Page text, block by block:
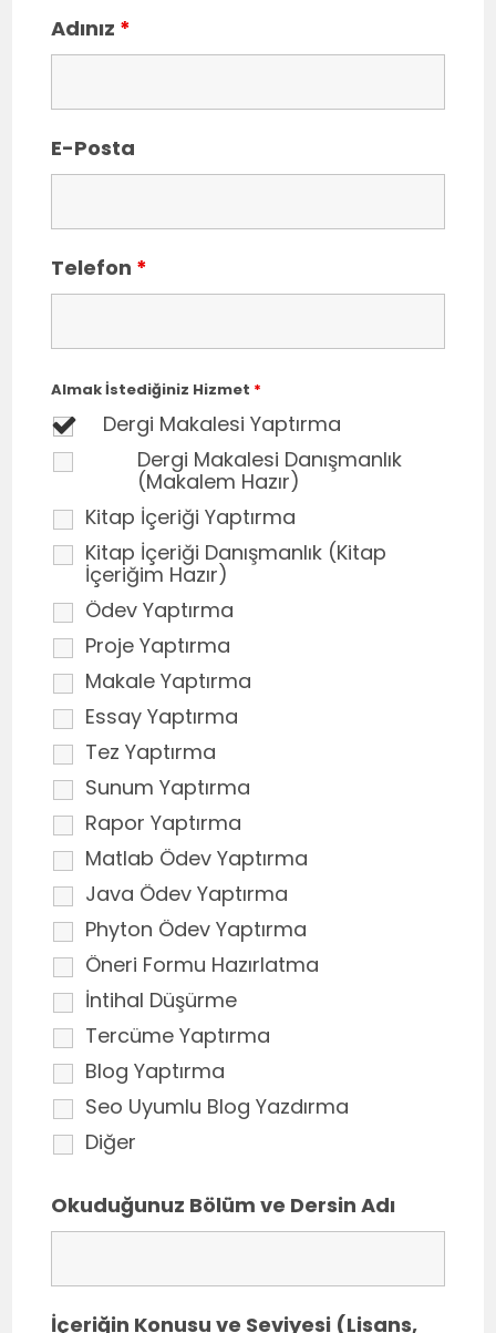
Adınız *
E-Posta
Telefon *
Almak İstediğiniz Hizmet *
Dergi Makalesi Yaptırma
Dergi Makalesi Danışmanlık
(Makalem Hazır)
Kitap İçeriği Yaptırma
Kitap İçeriği Danışmanlık (Kitap
İçeriğim Hazır)
Ödev Yaptırma
Proje Yaptırma
Makale Yaptırma
Essay Yaptırma
Tez Yaptırma
Sunum Yaptırma
Rapor Yaptırma
Matlab Ödev Yaptırma
Java Ödev Yaptırma
Phyton Ödev Yaptırma
Öneri Formu Hazırlatma
İntihal Düşürme
Tercüme Yaptırma
Blog Yaptırma
Seo Uyumlu Blog Yazdırma
Diğer
Okuduğunuz Bölüm ve Dersin Adı
İçeriğin Konusu ve Seviyesi (Lisans,